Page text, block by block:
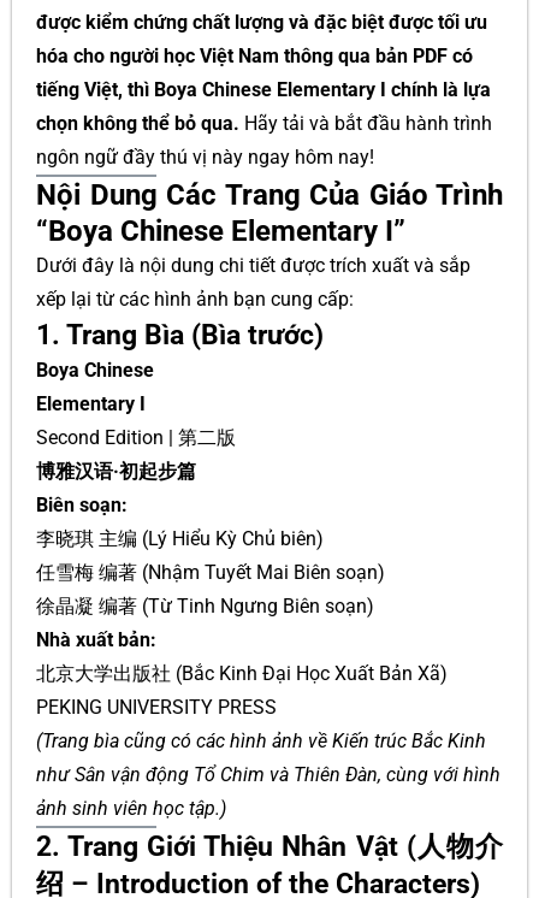
được kiểm chứng chất lượng và đặc biệt được tối ưu
hóa cho người học Việt Nam thông qua bản PDF có
tiếng Việt, thì Boya Chinese Elementary I chính là lựa
chọn không thể bỏ qua. Hãy tải và bắt đầu hành trình
ngôn ngữ đầy thú vị này ngay hôm nay!
Nội Dung Các Trang Của Giáo Trình
“Boya Chinese Elementary I”
Dưới đây là nội dung chi tiết được trích xuất và sắp
xếp lại từ các hình ảnh bạn cung cấp:
1. Trang Bìa (Bìa trước)
Boya Chinese
Elementary I
Second Edition | 第二版
博雅汉语·初起步篇
Biên soạn:
李晓琪 主编 (Lý Hiểu Kỳ Chủ biên)
任雪梅 编著 (Nhậm Tuyết Mai Biên soạn)
徐晶凝 编著 (Từ Tinh Ngưng Biên soạn)
Nhà xuất bản:
北京大学出版社 (Bắc Kinh Đại Học Xuất Bản Xã)
PEKING UNIVERSITY PRESS
(Trang bìa cũng có các hình ảnh về Kiến trúc Bắc Kinh
như Sân vận động Tổ Chim và Thiên Đàn, cùng với hình
ảnh sinh viên học tập.)
2. Trang Giới Thiệu Nhân Vật (人物介
绍 – Introduction of the Characters)